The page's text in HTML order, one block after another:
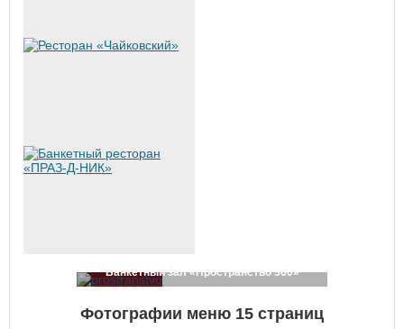
Банкетный зал «Пространство 360»
Фотографии меню 15 страниц